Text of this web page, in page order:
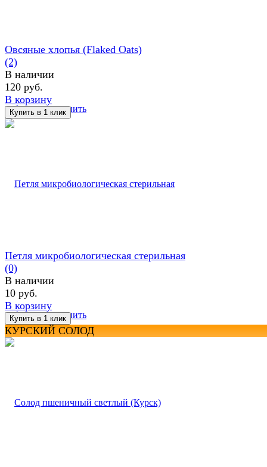
избранное сравнить
Овсяные хлопья (Flaked Oats)
(2)
В наличии
120 руб.
В корзину
избранное сравнить
Петля микробиологическая стерильная
(0)
В наличии
10 руб.
В корзину
КУРСКИЙ СОЛОД